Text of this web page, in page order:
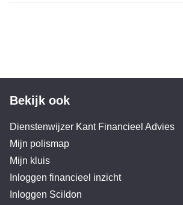
Bekijk ook
Dienstenwijzer Kant Financieel Advies
Mijn polismap
Mijn kluis
Inloggen financieel inzicht
Inloggen Scildon